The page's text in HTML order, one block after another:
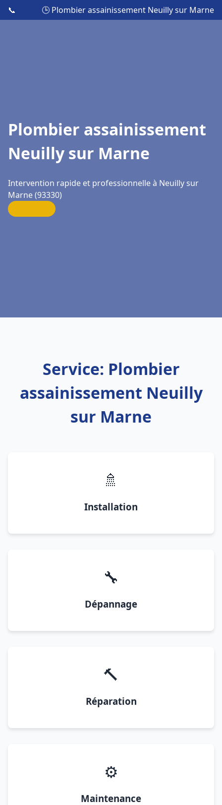
📞 🕒 Plombier assainissement Neuilly sur Marne
Plombier assainissement
Neuilly sur Marne
Intervention rapide et professionnelle à Neuilly sur
Marne (93330)
Service: Plombier
assainissement Neuilly
sur Marne
🚿
Installation
🔧
Dépannage
🔨
Réparation
⚙️
Maintenance